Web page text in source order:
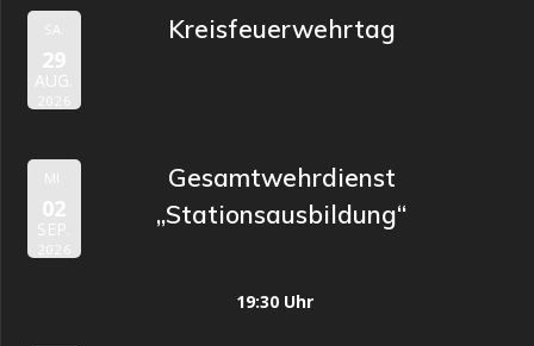
SA.
29
AUG.
2026
Kreisfeuerwehrtag
MI.
02
SEP.
2026
Gesamtwehrdienst
„Stationsausbildung“
19:30 Uhr